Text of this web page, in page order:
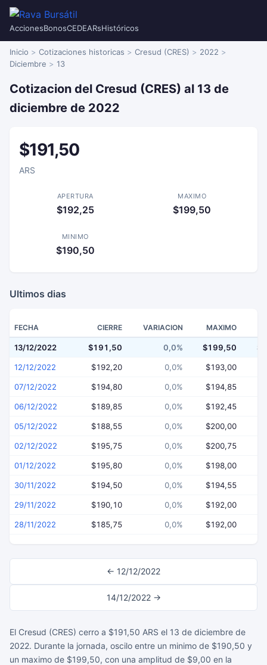
AccionesBonosCEDEARsHistóricos
Inicio Cotizaciones historicas Cresud (CRES)
2022
Diciembre
13
Cotizacion del Cresud (CRES) al 13 de
diciembre de 2022
$191,50
ARS
APERTURA
$192,25
MAXIMO
$199,50
MINIMO
$190,50
Ultimos dias
FECHA CIERRE VARIACION MAXIMO
13/12/2022 $191,50 0,0% $199,50
12/12/2022 $192,20 0,0% $193,00
07/12/2022 $194,80 0,0% $194,85
06/12/2022 $189,85 0,0% $192,45
05/12/2022 $188,55 0,0% $200,00
02/12/2022 $195,75 0,0% $200,75
01/12/2022 $195,80 0,0% $198,00
30/11/2022 $194,50 0,0% $194,55
29/11/2022 $190,10 0,0% $192,00
28/11/2022 $185,75 0,0% $192,00
← 12/12/2022
14/12/2022 →
El Cresud (CRES) cerro a $191,50 ARS el 13 de diciembre de
2022. Durante la jornada, oscilo entre un minimo de $190,50 y
un maximo de $199,50, con una amplitud de $9,00 en la